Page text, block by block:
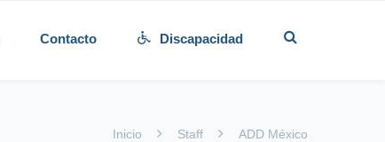
Contacto Discapacidad
Inicio Staff ADD México